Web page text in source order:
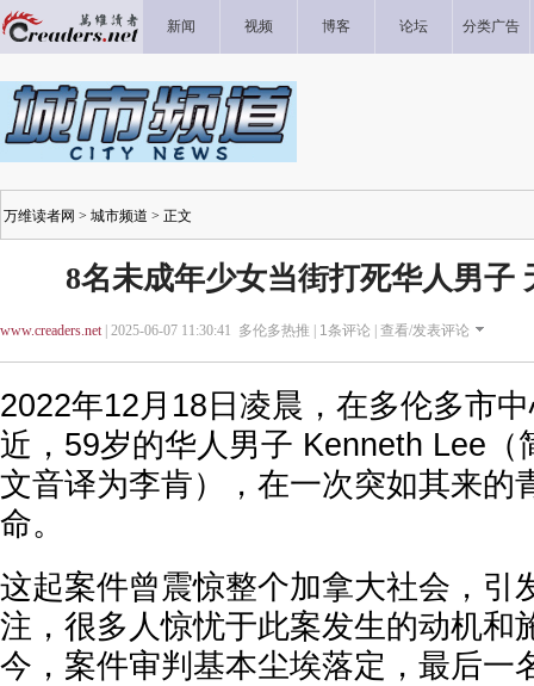
新闻 视频 博客 论坛 分类广告
万维读者网 > 城市频道 > 正文
8名未成年少女当街打死华人男子
www.creaders.net| 2025-06-07 11:30:41 多伦多热推 | 1条评论 | 查看/发表评论
2022年12月18日凌晨，在多伦多市
近，59岁的华人男子 Kenneth Lee（
文音译为李肯），在一次突如其来的
命。
这起案件曾震惊整个加拿大社会，引
注，很多人惊忧于此案发生的动机和
今，案件审判基本尘埃落定，最后一